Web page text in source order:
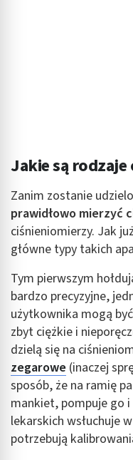
Jakie są
Zanim zostanie
prawidłowo mierzyć
ciśnieniomierzy. Jak
główne typy takich
Tym pierwszym
bardzo precyzyjne,
użytkownika mogą
zbyt ciężkie i
dzielą się na
zegarowe (inaczej
sposób, że na ramię
mankiet, pompuje go i
lekarskich wsłuchuje
potrzebują